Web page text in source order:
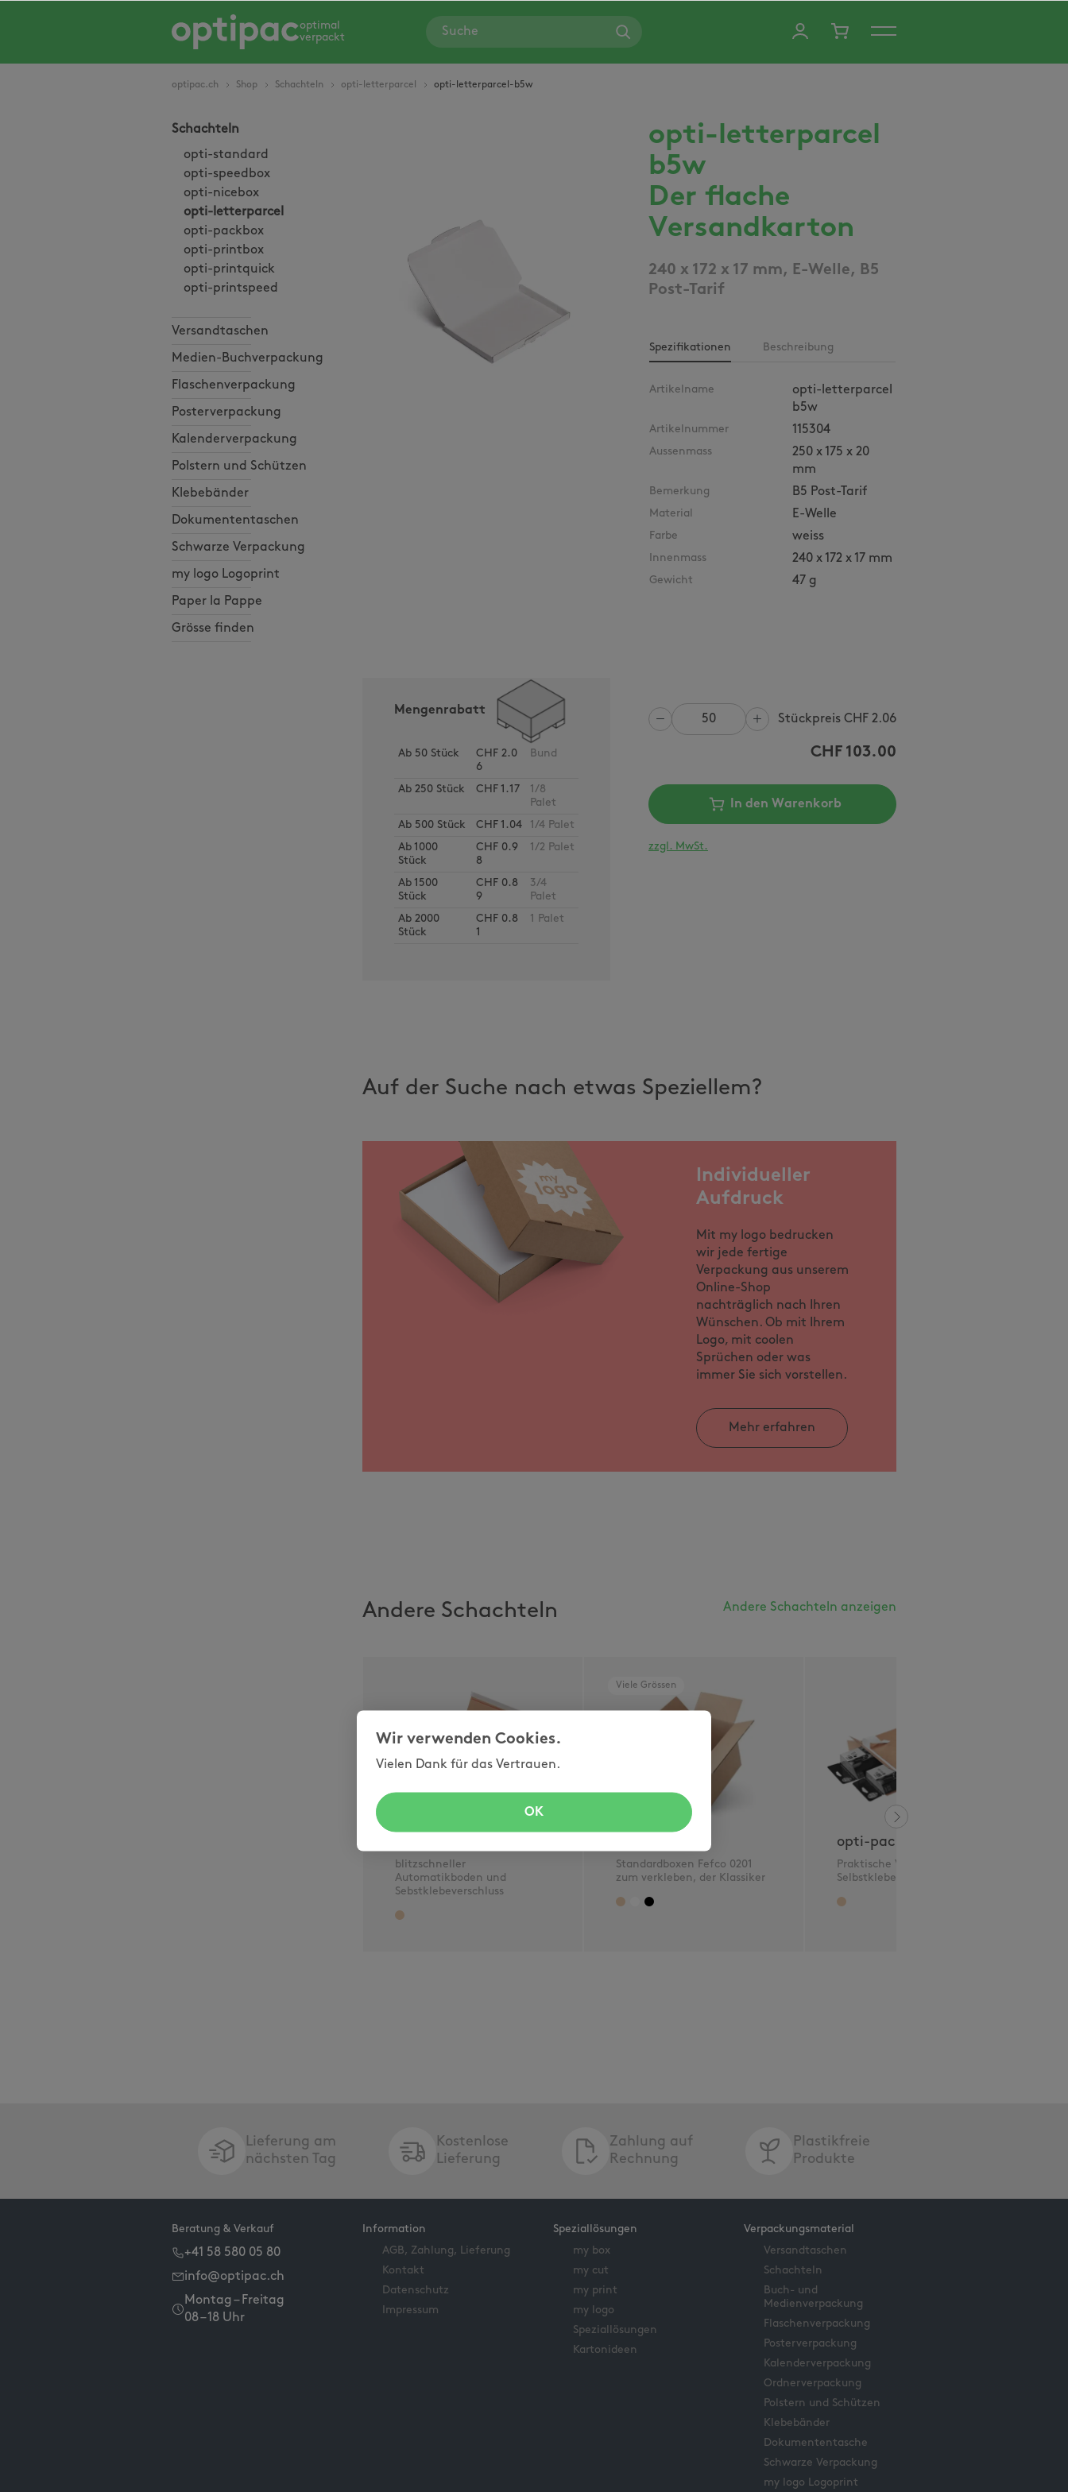
Zur Hauptnavigation springen
optimal
verpackt
optipac.ch Shop Schachteln opti-letterparcel opti-letterparcel-b5w
Schachteln
opti-standard
opti-speedbox
opti-nicebox
opti-letterparcel
opti-packbox
opti-printbox
opti-printquick
opti-printspeed
Versandtaschen
Medien-Buchverpackung
Flaschenverpackung
Posterverpackung
Kalenderverpackung
Polstern und Schützen
Klebebänder
Dokumententaschen
Schwarze Verpackung
my logo Logoprint
Paper la Pappe
Grösse finden
opti-letterparcel
b5w
Der flache
Versandkarton
240 x 172 x 17 mm, E-Welle, B5
Post-Tarif
Spezifikationen Beschreibung
Artikelname
opti-letterparcel
b5w
Artikelnummer 115304
Aussenmass
250 x 175 x 20
mm
Bemerkung B5 Post-Tarif
Material E-Welle
Farbe weiss
Innenmass 240 x 172 x 17 mm
Gewicht 47 g
Mengenrabatt
Ab 50 Stück
CHF 2.0
6
Bund
Ab 250 Stück CHF 1.17
1/8
Palet
Ab 500 Stück CHF 1.04
1/4 Palet
Ab 1000
Stück
CHF 0.9
8
1/2 Palet
Ab 1500
Stück
CHF 0.8
9
3/4
Palet
Ab 2000
Stück
CHF 0.8
1
1 Palet
Anzahl Stückpreis CHF 2.06
CHF 103.00
In den Warenkorb
zzgl. MwSt.
Auf der Suche nach etwas Speziellem?
Individueller
Aufdruck
Mit my logo bedrucken
wir jede fertige
Verpackung aus unserem
Online-Shop
nachträglich nach Ihren
Wünschen. Ob mit Ihrem
Logo, mit coolen
Sprüchen oder was
immer Sie sich vorstellen.
Mehr erfahren
Andere Schachteln Andere Schachteln anzeigen
blitzschneller
Automatikboden und
Sebstklebeverschluss
Viele Grössen
opti-standard
Standardboxen Fefco 0201
zum verkleben, der Klassiker
opti-packbox
Praktische Versandbox mit
Selbstklebeverschluss
Lieferung am
nächsten Tag
Kostenlose
Lieferung
Zahlung auf
Rechnung
Plastikfreie
Produkte
Beratung & Verkauf
+41 58 580 05 80
info@optipac.ch
Montag – Freitag
08 – 18 Uhr
Information
AGB, Zahlung, Lieferung
Kontakt
Datenschutz
Impressum
Speziallösungen
my box
my cut
my print
my logo
Speziallösungen
Kartonideen
Verpackungsmaterial
Versandtaschen
Schachteln
Buch- und
Medienverpackung
Flaschenverpackung
Posterverpackung
Kalenderverpackung
Ordnerverpackung
Polstern und Schützen
Klebebänder
Dokumententasche
Schwarze Verpackung
my logo Logoprint
Wir verwenden Cookies.
Vielen Dank für das Vertrauen.
OK